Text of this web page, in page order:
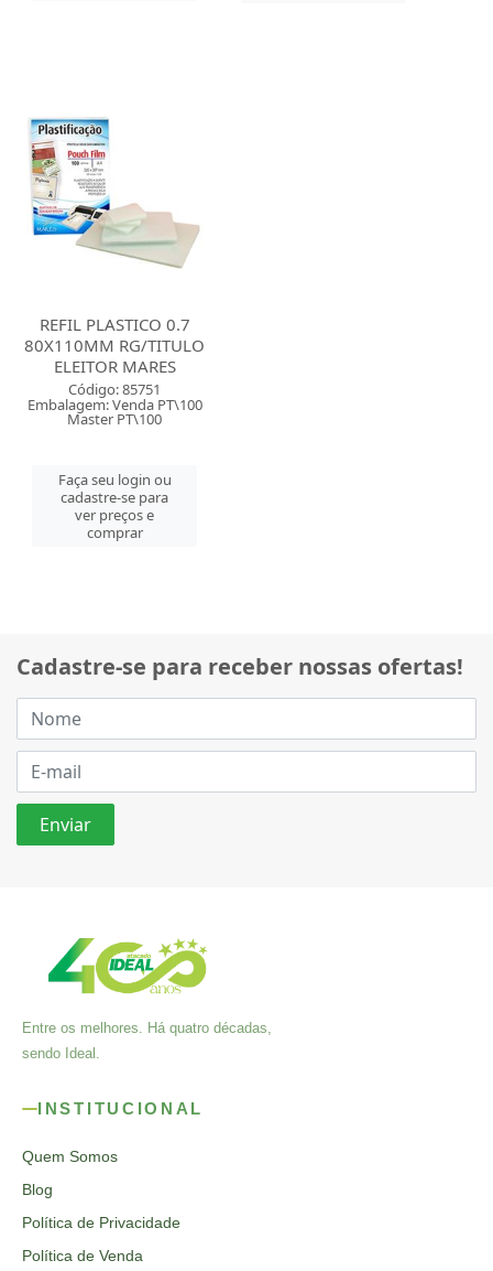
REFIL PLASTICO 0.7
80X110MM RG/TITULO
ELEITOR MARES
Código: 85751
Embalagem: Venda PT\100
Master PT\100
Faça seu login ou
cadastre-se para
ver preços e
comprar
Cadastre-se para receber nossas ofertas!
Entre os melhores. Há quatro décadas,
sendo Ideal.
INSTITUCIONAL
Quem Somos
Blog
Política de Privacidade
Política de Venda